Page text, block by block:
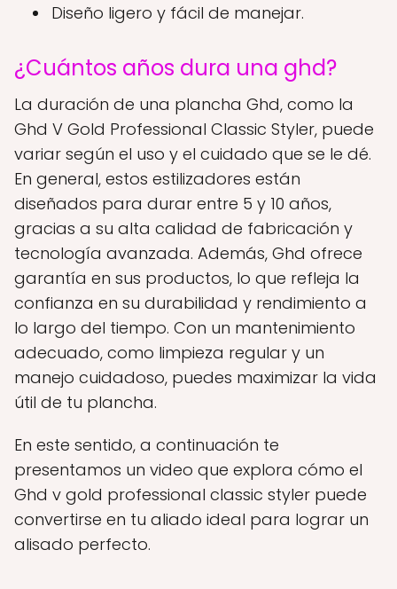
Diseño ligero y fácil de manejar.
¿Cuántos años dura una ghd?
La duración de una plancha Ghd, como la
Ghd V Gold Professional Classic Styler, puede
variar según el uso y el cuidado que se le dé.
En general, estos estilizadores están
diseñados para durar entre 5 y 10 años,
gracias a su alta calidad de fabricación y
tecnología avanzada. Además, Ghd ofrece
garantía en sus productos, lo que refleja la
confianza en su durabilidad y rendimiento a
lo largo del tiempo. Con un mantenimiento
adecuado, como limpieza regular y un
manejo cuidadoso, puedes maximizar la vida
útil de tu plancha.
En este sentido, a continuación te
presentamos un video que explora cómo el
Ghd v gold professional classic styler puede
convertirse en tu aliado ideal para lograr un
alisado perfecto.